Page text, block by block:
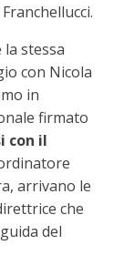
stessa
con Nicola
in
firmato
con il
arrivano le
che
del